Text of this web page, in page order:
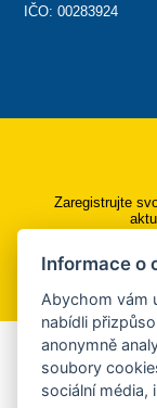
IČO: 00283924
Zaregistrujte
Chcete
Informace o
Abychom vám
nabídli
anonymně
soubory
sociální média,